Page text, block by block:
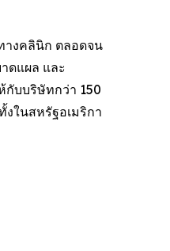
างคลินิก ตลอดจน
ดแผล และ
กับบริษัทกว่า 150
ในสหรัฐอเมริกา